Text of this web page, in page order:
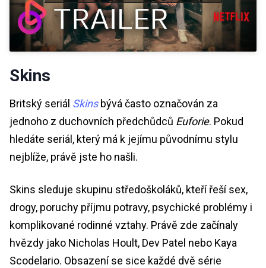
Skins
Britský seriál Skinsbývá často označován za
jednoho z duchovních předchůdců Euforie. Pokud
hledáte seriál, který má k jejímu původnímu stylu
nejblíže, právě jste ho našli.
Skins sleduje skupinu středoškoláků, kteří řeší sex,
drogy, poruchy příjmu potravy, psychické problémy i
komplikované rodinné vztahy. Právě zde začínaly
hvězdy jako Nicholas Hoult, Dev Patel nebo Kaya
Scodelario. Obsazení se sice každé dvě série